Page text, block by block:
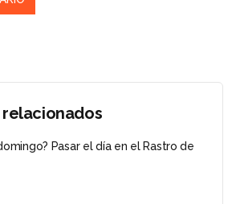
Pasar el día en el Rastro de